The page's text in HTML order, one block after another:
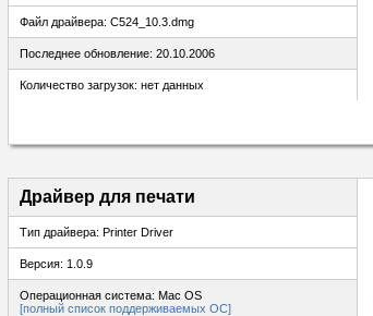
Файл драйвера: C524_10.3.dmg
Последнее обновление: 20.10.2006
Количество загрузок: нет данных
Драйвер для печати
Тип драйвера: Printer Driver
Версия: 1.0.9
Операционная система: Mac OS
[полный список поддерживаемых ОС]